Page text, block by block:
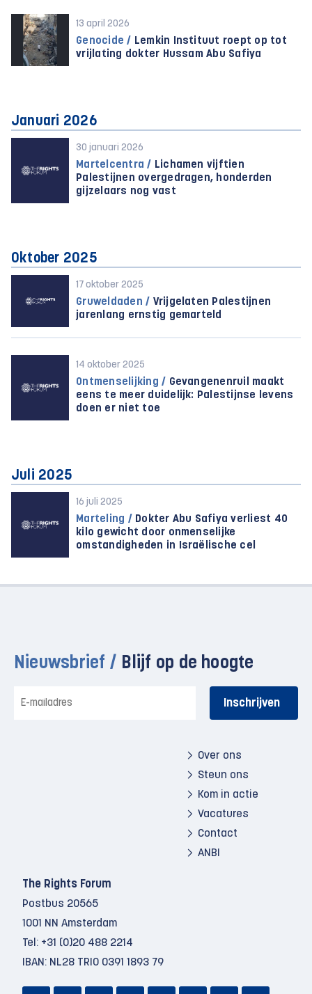
13 april 2026
Genocide / Lemkin Instituut roept op tot
vrijlating dokter Hussam Abu Safiya
Januari 2026
30 januari 2026
Martelcentra / Lichamen vijftien
Palestijnen overgedragen, honderden
gijzelaars nog vast
Oktober 2025
17 oktober 2025
Gruweldaden / Vrijgelaten Palestijnen
jarenlang ernstig gemarteld
14 oktober 2025
Ontmenselijking / Gevangenenruil maakt
eens te meer duidelijk: Palestijnse levens
doen er niet toe
Juli 2025
16 juli 2025
Marteling / Dokter Abu Safiya verliest 40
kilo gewicht door onmenselijke
omstandigheden in Israëlische cel
Nieuwsbrief / Blijf op de hoogte
mailadres
Over ons
Steun ons
Kom in actie
Vacatures
Contact
ANBI
The Rights Forum
Postbus 20565
1001 NN Amsterdam
Tel: +31 (0)20 488 2214
IBAN: NL28 TRIO 0391 1893 79